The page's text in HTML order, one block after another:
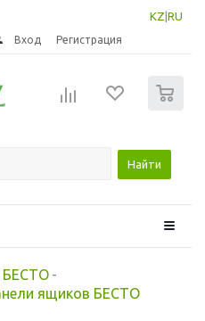
KZ RU
Вход Регистрация
Найти
БЕСТО -
ящиков БЕСТО